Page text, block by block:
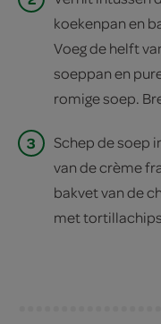
koekenpan en
Voeg de helft
soeppan en
romige soep.
3
Schep de soep
van de crème
bakvet van de
met